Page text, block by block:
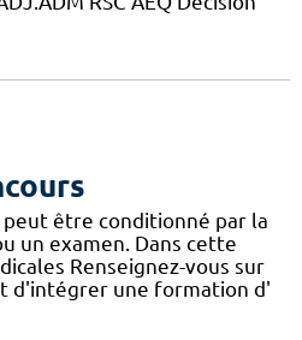
être conditionné par la
un examen. Dans cette
Renseignez-vous sur
d'intégrer une formation d'